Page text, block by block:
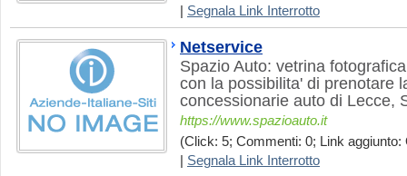
Segnala Link Interrotto
Netservice
Spazio Auto: vetrina
con la possibilita' di prenotare
concessionarie auto di Lecce,
https://www.spazioauto.it
(Click: 5; Commenti: 0; Link aggiunto:
Segnala Link Interrotto